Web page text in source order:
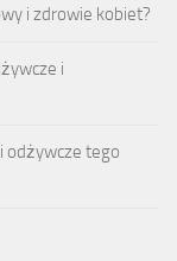
i zdrowie kobiet?
i
odżywcze tego